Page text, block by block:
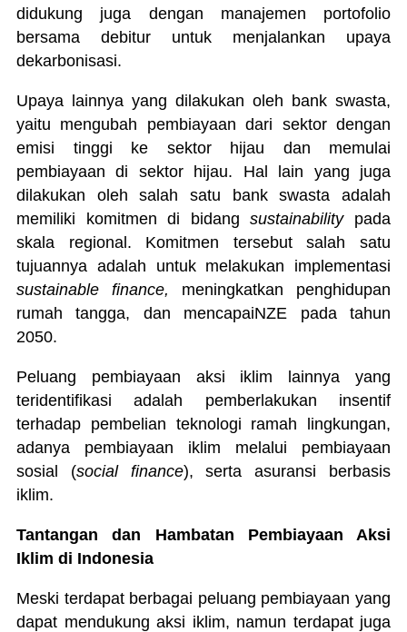
didukung juga dengan manajemen portofolio
bersama debitur untuk menjalankan upaya
dekarbonisasi.
Upaya lainnya yang dilakukan oleh bank swasta,
yaitu mengubah pembiayaan dari sektor dengan
emisi tinggi ke sektor hijau dan memulai
pembiayaan di sektor hijau. Hal lain yang juga
dilakukan oleh salah satu bank swasta adalah
memiliki komitmen di bidangsustainability pada
skala regional. Komitmen tersebut salah satu
tujuannya adalah untuk melakukan implementasi
sustainable finance, meningkatkan penghidupan
rumah tangga, dan mencapaiNZE pada tahun
2050.
Peluang pembiayaan aksi iklim lainnya yang
teridentifikasi adalah pemberlakukan insentif
terhadap pembelian teknologi ramah lingkungan,
adanya pembiayaan iklim melalui pembiayaan
sosial (social finance), serta asuransi berbasis
iklim.
Tantangan dan Hambatan Pembiayaan Aksi
Iklim di Indonesia
Meski terdapat berbagai peluang pembiayaan yang
dapat mendukung aksi iklim, namun terdapat juga